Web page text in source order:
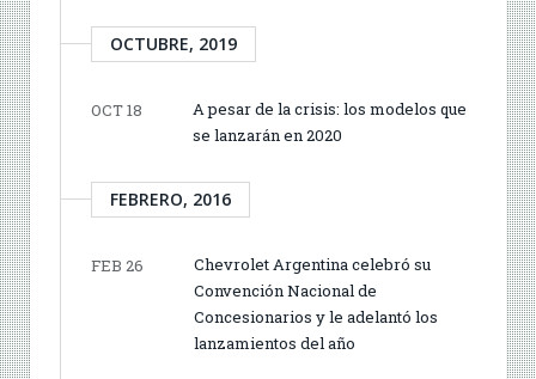
OCTUBRE, 2019
OCT 18
A pesar de la crisis: los modelos que
se lanzarán en 2020
FEBRERO, 2016
FEB 26
Chevrolet Argentina celebró su
Convención Nacional de
Concesionarios y le adelantó los
lanzamientos del año